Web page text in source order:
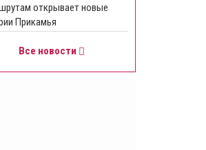
открывает новые
Прикамья
Все новости